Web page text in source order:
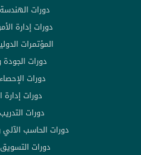
دورات
دورات إدارة
المؤتمرات
دورات الجودة
دورات
دورات إدارة
دورات
دورات الحاسب
دورات